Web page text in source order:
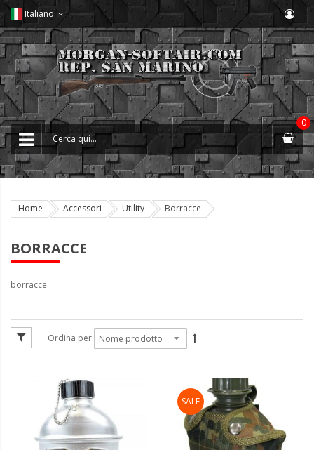
Italiano
0
Home Accessori Utility Borracce
BORRACCE
borracce
Ordina per
SALE